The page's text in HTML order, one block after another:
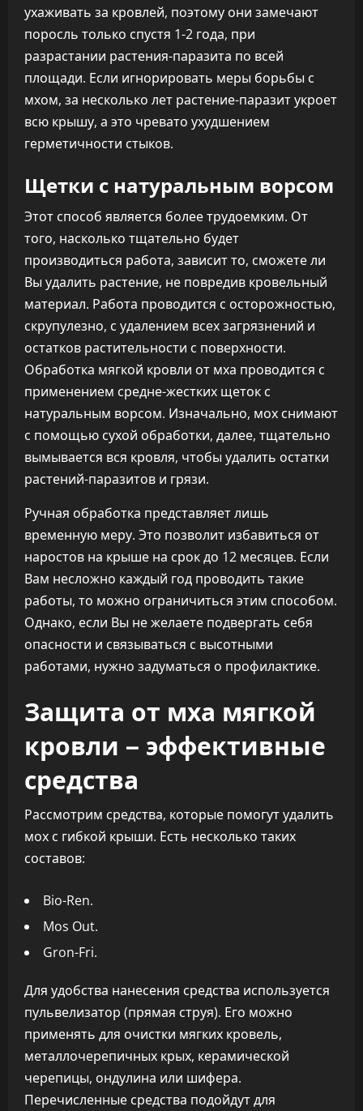
ухаживать за кровлей, поэтому они замечают
поросль только спустя 1-2 года, при
разрастании растения-паразита по всей
площади. Если игнорировать меры борьбы с
мхом, за несколько лет растение-паразит укроет
всю крышу, а это чревато ухудшением
герметичности стыков.
Щетки с натуральным ворсом
Этот способ является более трудоемким. От
того, насколько тщательно будет
производиться работа, зависит то, сможете ли
Вы удалить растение, не повредив кровельный
материал. Работа проводится с осторожностью,
скрупулезно, с удалением всех загрязнений и
остатков растительности с поверхности.
Обработка мягкой кровли от мха проводится с
применением средне-жестких щеток с
натуральным ворсом. Изначально, мох снимают
с помощью сухой обработки, далее, тщательно
вымывается вся кровля, чтобы удалить остатки
растений-паразитов и грязи.
Ручная обработка представляет лишь
временную меру. Это позволит избавиться от
наростов на крыше на срок до 12 месяцев. Если
Вам несложно каждый год проводить такие
работы, то можно ограничиться этим способом.
Однако, если Вы не желаете подвергать себя
опасности и связываться с высотными
работами, нужно задуматься о профилактике.
Защита от мха мягкой
кровли – эффективные
средства
Рассмотрим средства, которые помогут удалить
мох с гибкой крыши. Есть несколько таких
составов:
Bio-Ren.
Mos Out.
Gron-Fri.
Для удобства нанесения средства используется
пульвелизатор (прямая струя). Его можно
применять для очистки мягких кровель,
металлочерепичных крых, керамической
черепицы, ондулина или шифера.
Перечисленные средства подойдут для